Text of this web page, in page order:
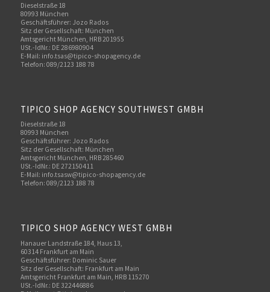
Dieselstraße 18
80993 München
Geschäftsführer: Jozo Rados
Sitz der Gesellschaft: München
Amtsgericht München, HRB 201955
USt.-IdNr.: DE 286980904
E-Mail: info.tsas@tipico-shopagency.de
Telefon: 089/2123 188 78
TIPICO SHOP AGENCY SOUTHWEST GMBH
Dieselstraße 18
80993 München
Geschäftsführer: Jozo Rados
Sitz der Gesellschaft: München
Amtsgericht München, HRB 285460
USt.-IdNr.: DE 272150411
E-Mail: info.tsasw@tipico-shopagency.de
Telefon: 089/2123 188 78
TIPICO SHOP AGENCY WEST GMBH
Hanauer Landstraße 184, Haus 13,
60314 Frankfurt am Main
Geschäftsführer: Dominic Sauer
Sitz der Gesellschaft: Frankfurt am Main
Amtsgericht Frankfurt am Main, HRB 115270
USt.-IdNr.: DE 322446886